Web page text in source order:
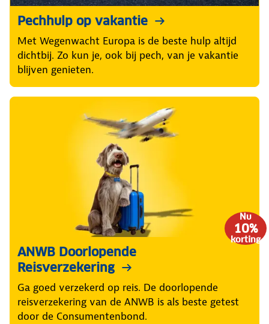
Pechhulp op vakantie
Met Wegenwacht Europa is de beste hulp altijd
dichtbij. Zo kun je, ook bij pech, van je vakantie
blijven genieten.
Nu
10%
korting
ANWB Doorlopende
Reisverzekering
Ga goed verzekerd op reis. De doorlopende
reisverzekering van de ANWB is als beste getest
door de Consumentenbond.